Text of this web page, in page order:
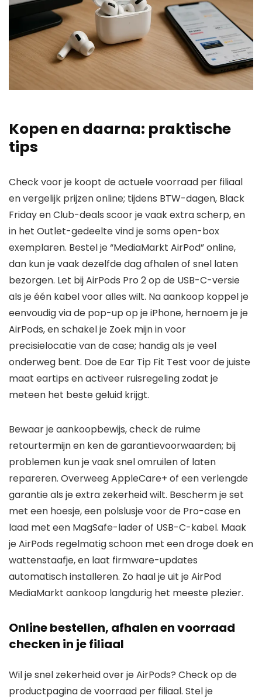
Kopen en daarna: praktische
tips
Check voor je koopt de actuele voorraad per filiaal
en vergelijk prijzen online; tijdens BTW-dagen, Black
Friday en Club-deals scoor je vaak extra scherp, en
in het Outlet-gedeelte vind je soms open-box
exemplaren. Bestel je “MediaMarkt AirPod” online,
dan kun je vaak dezelfde dag afhalen of snel laten
bezorgen. Let bij AirPods Pro 2 op de USB-C-versie
als je één kabel voor alles wilt. Na aankoop koppel je
eenvoudig via de pop-up op je iPhone, hernoem je je
AirPods, en schakel je Zoek mijn in voor
precisielocatie van de case; handig als je veel
onderweg bent. Doe de Ear Tip Fit Test voor de juiste
maat eartips en activeer ruisregeling zodat je
meteen het beste geluid krijgt.
Bewaar je aankoopbewijs, check de ruime
retourtermijn en ken de garantievoorwaarden; bij
problemen kun je vaak snel omruilen of laten
repareren. Overweeg AppleCare+ of een verlengde
garantie als je extra zekerheid wilt. Bescherm je set
met een hoesje, een polslusje voor de Pro-case en
laad met een MagSafe-lader of USB-C-kabel. Maak
je AirPods regelmatig schoon met een droge doek en
wattenstaafje, en laat firmware-updates
automatisch installeren. Zo haal je uit je AirPod
MediaMarkt aankoop langdurig het meeste plezier.
Online bestellen, afhalen en voorraad
checken in je filiaal
Wil je snel zekerheid over je AirPods? Check op de
productpagina de voorraad per filiaal. Stel je